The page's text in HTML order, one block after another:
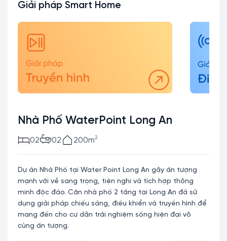
Giải pháp Smart Home
Nhà Phố WaterPoint Long An
02 02 200m2
Dự án Nhà Phố tại Water Point Long An gây ấn tượng
mạnh với vẻ sang trọng, tiện nghi và tích hợp thông
minh độc đáo. Căn nhà phố 2 tầng tại Long An đã sử
dụng giải pháp chiếu sáng, điều khiển và truyền hình để
mang đến cho cư dân trải nghiệm sống hiện đại vô
cùng ấn tượng.